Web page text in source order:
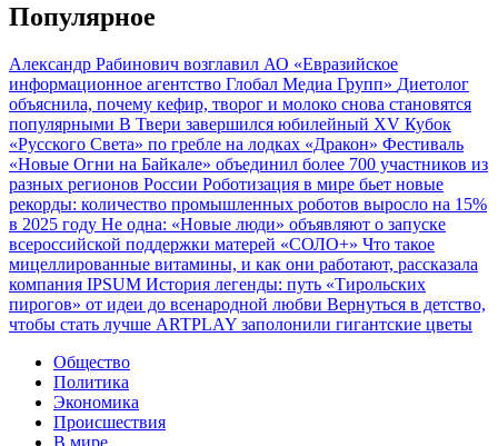
Популярное
Александр Рабинович возглавил АО «Евразийское
информационное агентство Глобал Медиа Групп» Диетолог
объяснила, почему кефир, творог и молоко снова становятся
популярными В Твери завершился юбилейный XV Кубок
«Русского Света» по гребле на лодках «Дракон» Фестиваль
«Новые Огни на Байкале» объединил более 700 участников из
разных регионов России Роботизация в мире бьет новые
рекорды: количество промышленных роботов выросло на 15%
в 2025 году Не одна: «Новые люди» объявляют о запуске
всероссийской поддержки матерей «СОЛО+» Что такое
мицеллированные витамины, и как они работают, рассказала
компания IPSUM История легенды: путь «Тирольских
пирогов» от идеи до всенародной любви Вернуться в детство,
чтобы стать лучше ARTPLAY заполонили гигантские цветы
Общество
Политика
Экономика
Происшествия
В мире